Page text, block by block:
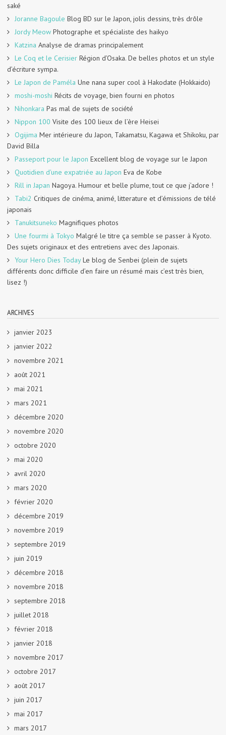
saké
Joranne Bagoule Blog BD sur le Japon, jolis dessins, très drôle
Jordy Meow Photographe et spécialiste des haikyo
Katzina Analyse de dramas principalement
Le Coq et le Cerisier Région d’Osaka. De belles photos et un style
d’écriture sympa.
Le Japon de Paméla Une nana super cool à Hakodate (Hokkaido)
moshi-moshi Récits de voyage, bien fourni en photos
Nihonkara Pas mal de sujets de société
Nippon 100 Visite des 100 lieux de l’ère Heisei
Ogijima Mer intérieure du Japon, Takamatsu, Kagawa et Shikoku, par
David Billa
Passeport pour le Japon Excellent blog de voyage sur le Japon
Quotidien d'une expatriée au Japon Eva de Kobe
Rill in Japan Nagoya. Humour et belle plume, tout ce que j’adore !
Tabi2 Critiques de cinéma, animé, litterature et d’émissions de télé
japonais
Tanukitsuneko Magnifiques photos
Une fourmi à Tokyo Malgré le titre ça semble se passer à Kyoto.
Des sujets originaux et des entretiens avec des Japonais.
Your Hero Dies TodayLe blog de Senbei (plein de sujets
différents donc difficile d’en faire un résumé mais c’est très bien,
lisez !)
ARCHIVES
janvier 2023
janvier 2022
novembre 2021
août 2021
mai 2021
mars 2021
décembre 2020
novembre 2020
octobre 2020
mai 2020
avril 2020
mars 2020
février 2020
décembre 2019
novembre 2019
septembre 2019
juin 2019
décembre 2018
novembre 2018
septembre 2018
juillet 2018
février 2018
janvier 2018
novembre 2017
octobre 2017
août 2017
juin 2017
mai 2017
mars 2017